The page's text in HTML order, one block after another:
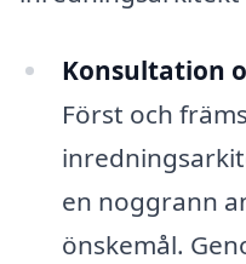
Konsultation
Först och
en noggrann
önskemål.